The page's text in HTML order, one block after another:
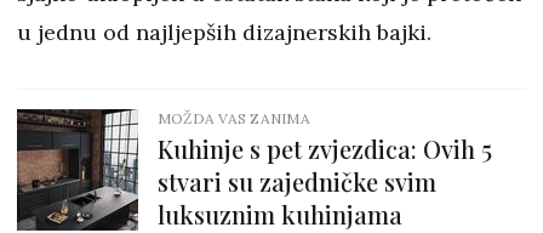
u jednu od najljepših dizajnerskih bajki.
MOŽDA VAS ZANIMA
Kuhinje s pet zvjezdica: Ovih 5
stvari su zajedničke svim
luksuznim kuhinjama